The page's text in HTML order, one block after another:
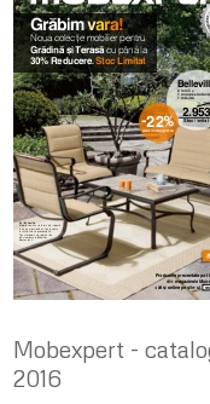
Mobexpert -
2016